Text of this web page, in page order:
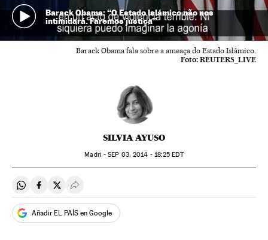
Barack Obama: “O Estado Islámico não nos
intimidará. Faremos justiça”
Barack Obama fala sobre a ameaça do Estado Islâmico.
Foto: REUTERS_LIVE
SILVIA AYUSO
Madri -SEP 03, 2014 - 18:25 EDT
Compartir en Whatsapp
Compartir en Facebook
Compartir en Twitter
Desplegar Redes Sociales
Añadir EL PAÍS en Google